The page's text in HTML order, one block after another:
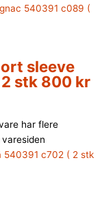
sleeve
stk 800 kr
har flere